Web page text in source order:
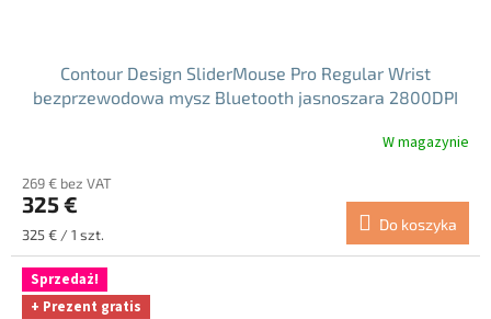
Contour Design SliderMouse Pro Regular Wrist
bezprzewodowa mysz Bluetooth jasnoszara 2800DPI
W magazynie
269 € bez VAT
325 €
Cena
jednostkowa:
325 € / 1 szt.
Do koszyka
Sprzedaż!
+ Prezent gratis